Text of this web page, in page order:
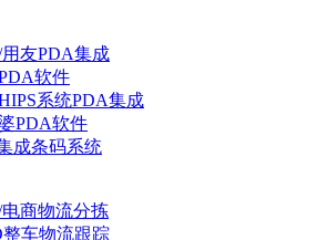
友PDA集成
软件
系统PDA集成
PDA软件
成条码系统
商物流分拣
车物流跟踪